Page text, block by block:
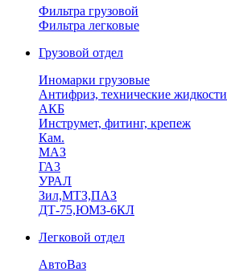
Фильтра грузовой
Фильтра легковые
Грузовой отдел
Иномарки грузовые
Антифриз, технические жидкости
АКБ
Инструмет, фитинг, крепеж
Кам.
МАЗ
ГА3
УРАЛ
Зил,МТЗ,ПАЗ
ДТ-75,ЮМЗ-6КЛ
Легковой отдел
АвтоВаз